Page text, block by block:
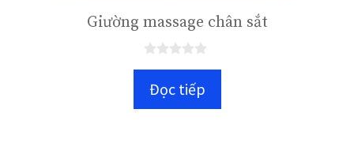
Giường massage chân sắt
gĐọc tiếp